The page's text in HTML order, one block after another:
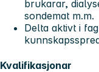
brukarar,
sondemat m.m.
Delta aktivt i
Kvalifikasjonar